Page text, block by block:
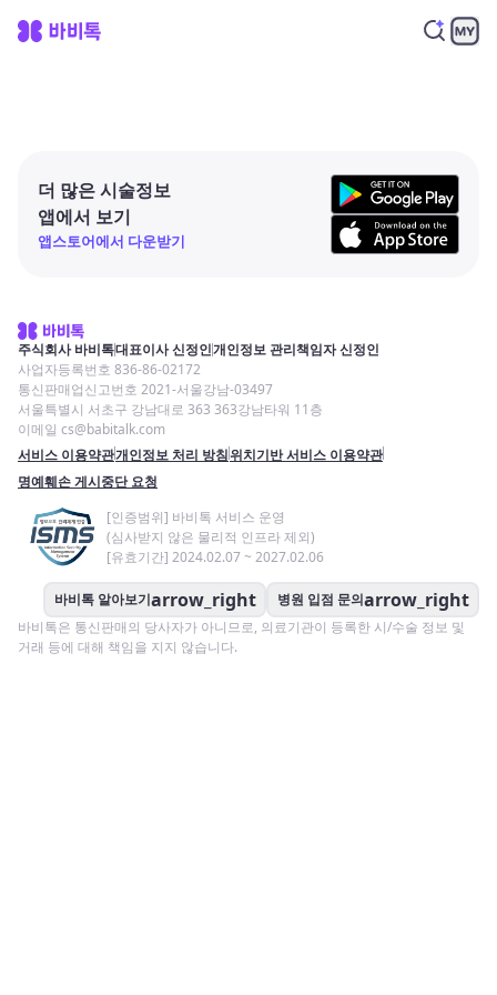
더 많은 시술정보
앱에서 보기
앱스토어에서 다운받기
주식회사 바비톡대표이사 신정인개인정보 관리책임자 신정인
사업자등록번호 836-86-02172
통신판매업신고번호 2021-서울강남-03497
서울특별시 서초구 강남대로 363 363강남타워 11층
이메일 cs@babitalk.com
서비스 이용약관개인정보 처리 방침위치기반 서비스 이용약관
명예훼손 게시중단 요청
[인증범위] 바비톡 서비스 운영
(심사받지 않은 물리적 인프라 제외)
[유효기간] 2024.02.07 ~ 2027.02.06
바비톡 알아보기arrow_right 병원 입점 문의arrow_right
바비톡은 통신판매의 당사자가 아니므로, 의료기관이 등록한 시/수술 정보 및
거래 등에 대해 책임을 지지 않습니다.